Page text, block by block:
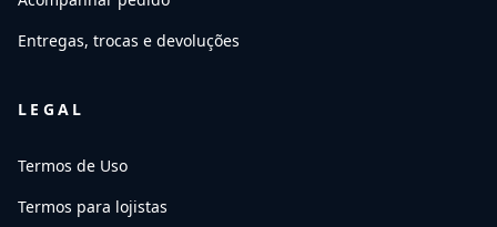
Entregas, trocas e devoluções
LEGAL
Termos de Uso
Termos para lojistas